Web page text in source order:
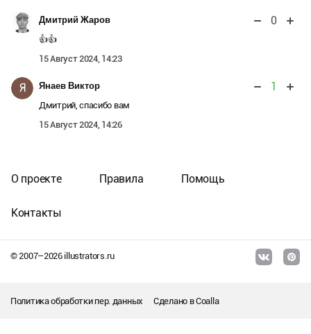
Дмитрий Жаров 0
👍👍
15 Август 2024, 14:23
Я Янаев Виктор 1
Дмитрий, спасибо вам
15 Август 2024, 14:26
© 2007–2026illustrators.ru
О проекте Правила Помощь
Контакты
Политика обработки пер. данных Сделано вCoalla